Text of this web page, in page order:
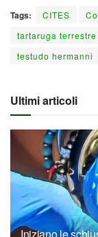
Tags: CITES
tartaruga terrestre
testudo hermanni
Ultimi articoli
Iniziano le